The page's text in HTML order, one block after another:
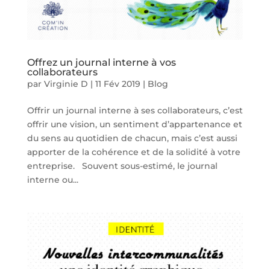
Offrez un journal interne à vos
collaborateurs
par Virginie D | 11 Fév 2019 | Blog
Offrir un journal interne à ses collaborateurs, c’est
offrir une vision, un sentiment d’appartenance et
du sens au quotidien de chacun, mais c’est aussi
apporter de la cohérence et de la solidité à votre
entreprise. Souvent sous-estimé, le journal
interne ou...